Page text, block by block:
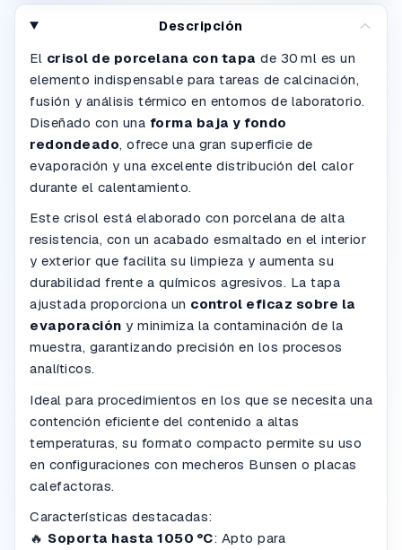
Descripción
El crisol de porcelana con tapa de 30 ml es un
elemento indispensable para tareas de calcinación,
fusión y análisis térmico en entornos de laboratorio.
Diseñado con una forma baja y fondo
redondeado, ofrece una gran superficie de
evaporación y una excelente distribución del calor
durante el calentamiento.
Este crisol está elaborado con porcelana de alta
resistencia, con un acabado esmaltado en el interior
y exterior que facilita su limpieza y aumenta su
durabilidad frente a químicos agresivos. La tapa
ajustada proporciona un control eficaz sobre la
evaporación y minimiza la contaminación de la
muestra, garantizando precisión en los procesos
analíticos.
Ideal para procedimientos en los que se necesita una
contención eficiente del contenido a altas
temperaturas, su formato compacto permite su uso
en configuraciones con mecheros Bunsen o placas
calefactoras.
Características destacadas:
🔥 Soporta hasta 1050 °C: Apto para